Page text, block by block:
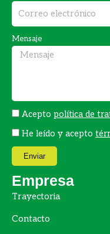
o
k
r
a
m
Mensaje
Acepto política de
He leído y acepto
Enviar
Empresa
Trayectoria
Contacto